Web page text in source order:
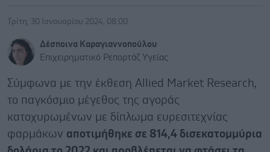
Τρίτη, 30 Ιανουαρίου 2024, 08:00
Δέσποινα Καραγιαννοπούλου
Επιχειρηματικό Ρεπορτάζ Υγείας
Σύμφωνα με την έκθεση Allied Market Research,
το παγκόσμιο μέγεθος της αγοράς
κατοχυρωμένων με δίπλωμα ευρεσιτεχνίας
φαρμάκων αποτιμήθηκε σε 814,4 δισεκατομμύρια